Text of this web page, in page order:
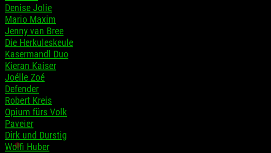
Denise Jolie
Mario Maxim
Jenny van Bree
Die Herkuleskeule
Kasermandl Duo
Kieran Kaiser
Joélle Zoé
Defender
Robert Kreis
Opium fürs Volk
Paveier
Dirk und Durstig
Wolfi Huber